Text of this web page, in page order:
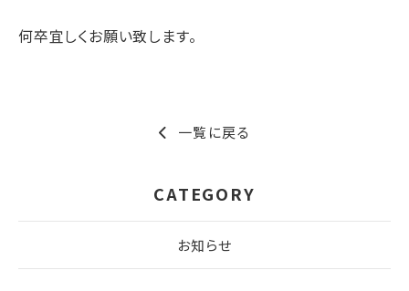
何卒宜しくお願い致します。
一覧に戻る
CATEGORY
お知らせ